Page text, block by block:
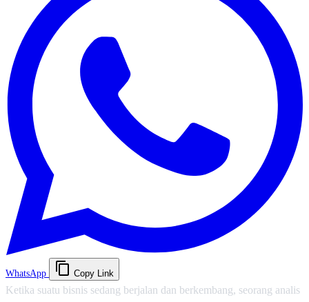
WhatsApp content_copy Copy Link
Ketika suatu bisnis sedang berjalan dan berkembang, seorang analis